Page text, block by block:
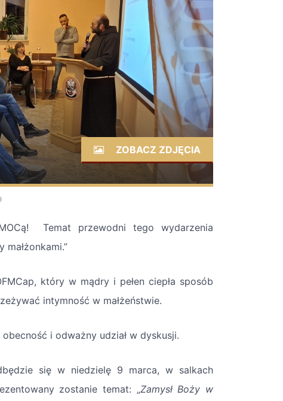
ZOBACZ ZDJĘCIA
Temat przewodni tego wydarzenia
małżonkami.”
który w mądry i pełen ciepła sposób
intymność w małżeństwie.
i odważny udział w dyskusji.
się w niedzielę 9 marca, w salkach
zostanie temat: „Zamysł Boży w